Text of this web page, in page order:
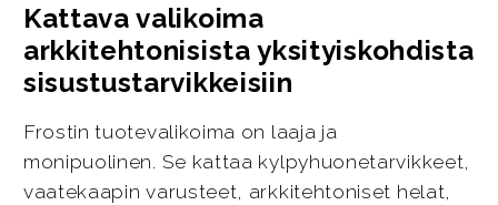
Kattava valikoima
arkkitehtonisista yksityiskohdista
sisustustarvikkeisiin
Frostin tuotevalikoima on laaja ja
monipuolinen. Se kattaa kylpyhuonetarvikkeet,
vaatekaapin varusteet, arkkitehtoniset helat,